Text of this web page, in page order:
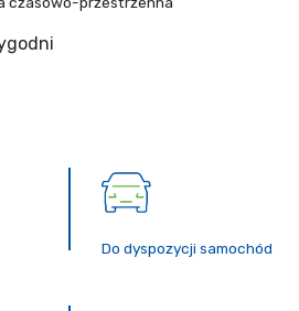
Do dyspozycji samochód